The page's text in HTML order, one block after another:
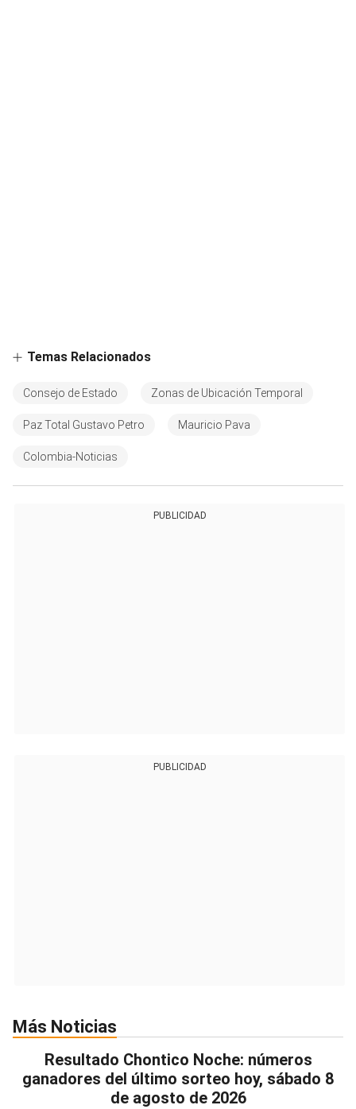
Temas Relacionados
Consejo de Estado Zonas de Ubicación Temporal
Paz Total Gustavo Petro Mauricio Pava
Colombia-Noticias
PUBLICIDAD
PUBLICIDAD
Más Noticias
Resultado Chontico Noche: números
ganadores del último sorteo hoy, sábado 8
de agosto de 2026